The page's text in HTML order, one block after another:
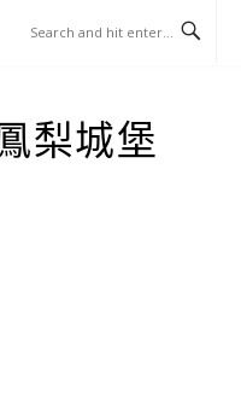
梨城堡